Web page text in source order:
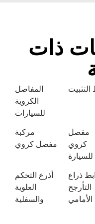
ذات
التثبيت
المفاصل
الكروية
للسيارات
مفصل
كروي
للسيارة
مركبة
مفصل كروي
ذراع
التأرجح
الأمامي
أذرع التحكم
العلوية
والسفلية